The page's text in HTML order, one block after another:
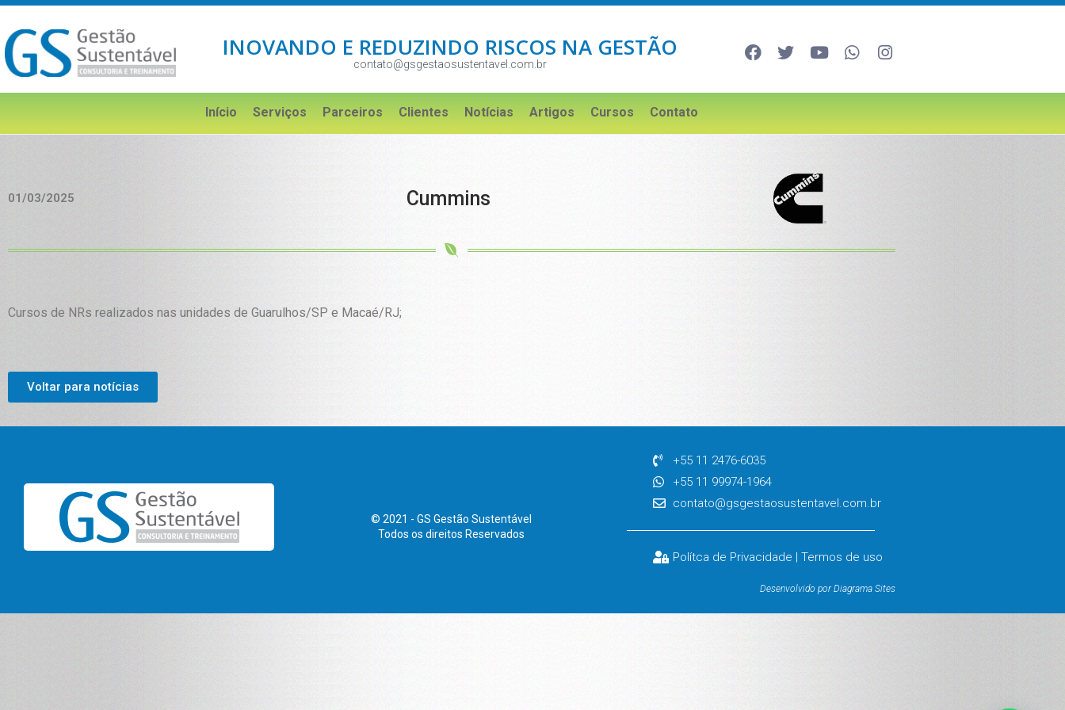
INOVANDO E REDUZINDO RISCOS NA GESTÃO
contato@gsgestaosustentavel.com.br
Início Serviços Parceiros Clientes Notícias Artigos Cursos Contato
01/03/2025 Cummins
Cursos de NRs realizados nas unidades de Guarulhos/SP e Macaé/RJ;
Voltar para notícias
© 2021 - GS Gestão Sustentável
Todos os direitos Reservados
+55 11 2476-6035
+55 11 99974-1964
contato@gsgestaosustentavel.com.br
Polítca de Privacidade | Termos de uso
Desenvolvido por Diagrama Sites